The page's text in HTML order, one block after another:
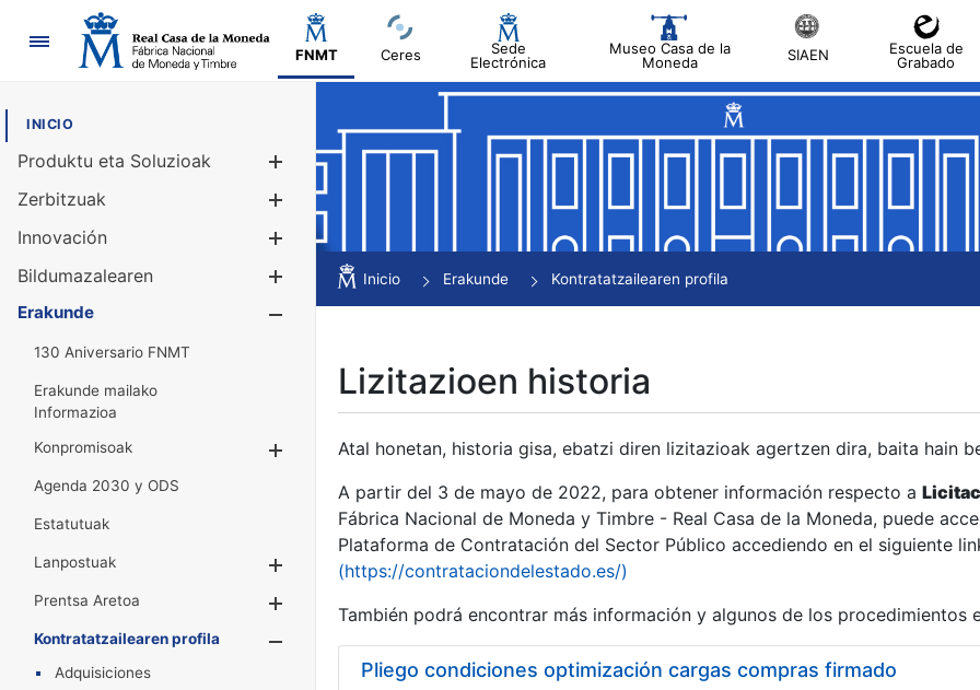
Nabigazioa
FNMT Ceres
Sede
Electrónica
Museo Casa de la
Moneda
SIAEN
Escuela de
Grabado
INICIO
Produktu eta Soluzioak
Erakutsi/Ezkutatu
Zerbitzuak
Innovación
Bildumazalearen
Erakutsi/Ezkutatu
Erakunde
130 Aniversario FNMT
Erakunde mailako
Informazioa
Konpromisoak
Erakutsi/Ezkutatu
Agenda 2030 y ODS
Estatutuak
Lanpostuak
Erakutsi/Ezkutatu
Prentsa Aretoa
Erakutsi/Ezkutatu
Kontratatzailearen profila
Erakutsi/Ezkutatu
Adquisiciones
Inicio Erakunde Kontratatzailearen profila
Lizitazioen historia
Atal honetan, historia gisa, ebatzi diren lizitazioak agertzen dira, baita hain
A partir del 3 de mayo de 2022, para obtener información respecto a
Fábrica Nacional de Moneda y Timbre - Real Casa de la Moneda, puede
Plataforma de Contratación del Sector Público accediendo en el siguiente
(https://contrataciondelestado.es/)
También podrá encontrar más información y algunos de los procedimientos
Pliego condiciones optimización cargas compras firmado